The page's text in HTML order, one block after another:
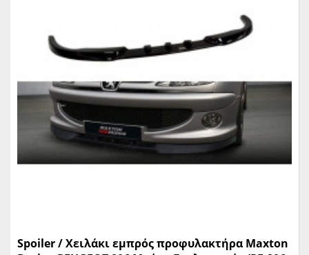
Spoiler / Χειλάκι εμπρός προφυλακτήρα Maxton